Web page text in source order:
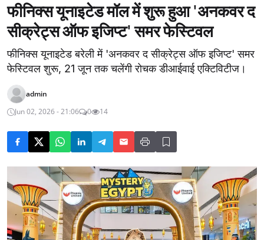
फीनिक्स यूनाइटेड मॉल में शुरू हुआ 'अनकवर द
सीक्रेट्स ऑफ इजिप्ट' समर फेस्टिवल
फीनिक्स यूनाइटेड बरेली में 'अनकवर द सीक्रेट्स ऑफ इजिप्ट' समर
फेस्टिवल शुरू, 21 जून तक चलेंगी रोचक डीआईवाई एक्टिविटीज।
admin
Jun 02, 2026 - 21:06
0 14